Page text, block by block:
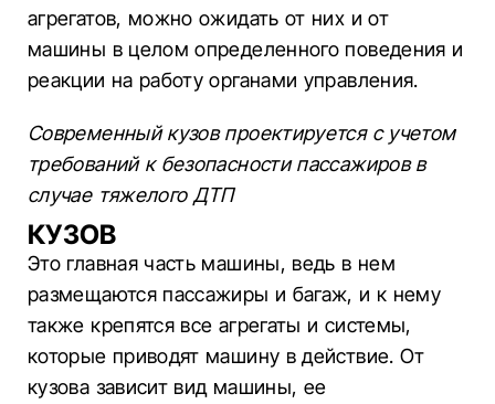
агрегатов, можно ожидать от них и от
машины в целом определенного поведения и
реакции на работу органами управления.
Современный кузов проектируется с учетом
требований к безопасности пассажиров в
случае тяжелого ДТП
КУЗОВ
Это главная часть машины, ведь в нем
размещаются пассажиры и багаж, и к нему
также крепятся все агрегаты и системы,
которые приводят машину в действие. От
кузова зависит вид машины, ее